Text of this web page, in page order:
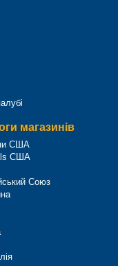
магазинів
США
США
Союз